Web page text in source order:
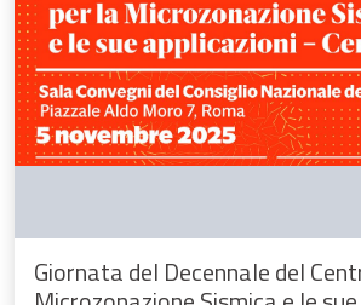
Giornata del Decennale del